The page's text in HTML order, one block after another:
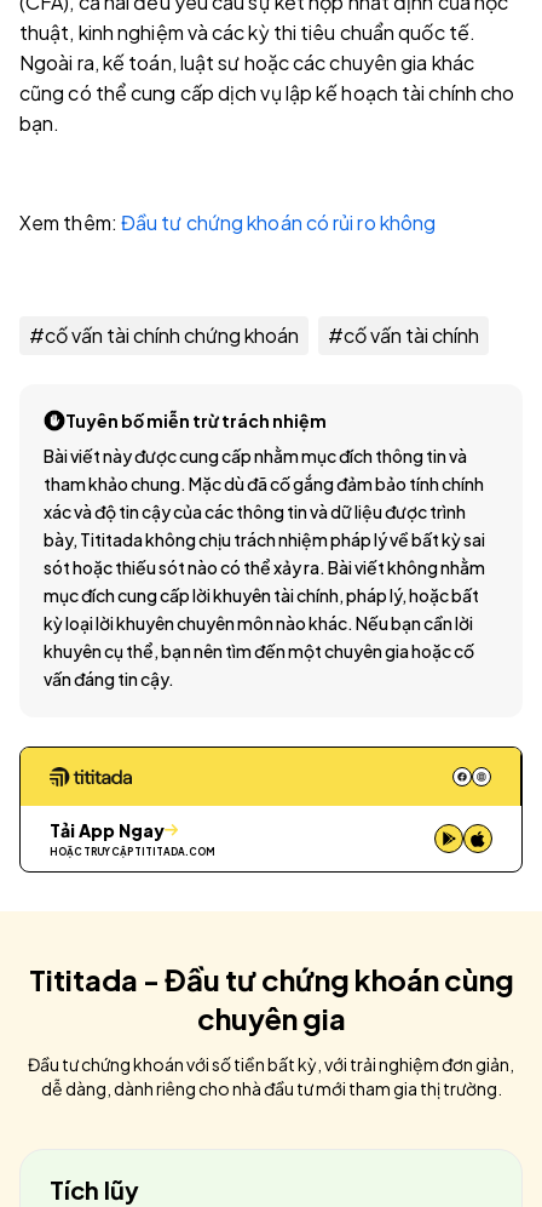
thuật, kinh nghiệm và các kỳ thi tiêu chuẩn quốc tế.
Ngoài ra, kế toán, luật sư hoặc các chuyên gia khác
cũng có thể cung cấp dịch vụ lập kế hoạch tài chính cho
bạn.
Xem thêm: Đầu tư chứng khoán có rủi ro không
#cố vấn tài chính chứng khoán #cố vấn tài chính
Tuyên bố miễn trừ trách nhiệm
Bài viết này được cung cấp nhằm mục đích thông tin và
tham khảo chung. Mặc dù đã cố gắng đảm bảo tính chính
xác và độ tin cậy của các thông tin và dữ liệu được trình
bày, Tititada không chịu trách nhiệm pháp lý về bất kỳ sai
sót hoặc thiếu sót nào có thể xảy ra. Bài viết không nhằm
mục đích cung cấp lời khuyên tài chính, pháp lý, hoặc bất
kỳ loại lời khuyên chuyên môn nào khác. Nếu bạn cần lời
khuyên cụ thể, bạn nên tìm đến một chuyên gia hoặc cố
vấn đáng tin cậy.
Tải App Ngay
HOẶC TRUY CẬP TITITADA.COM
Tititada - Đầu tư chứng khoán cùng
chuyên gia
Đầu tư chứng khoán với số tiền bất kỳ, với trải nghiệm đơn giản,
dễ dàng, dành riêng cho nhà đầu tư mới tham gia thị trường.
Tích lũy